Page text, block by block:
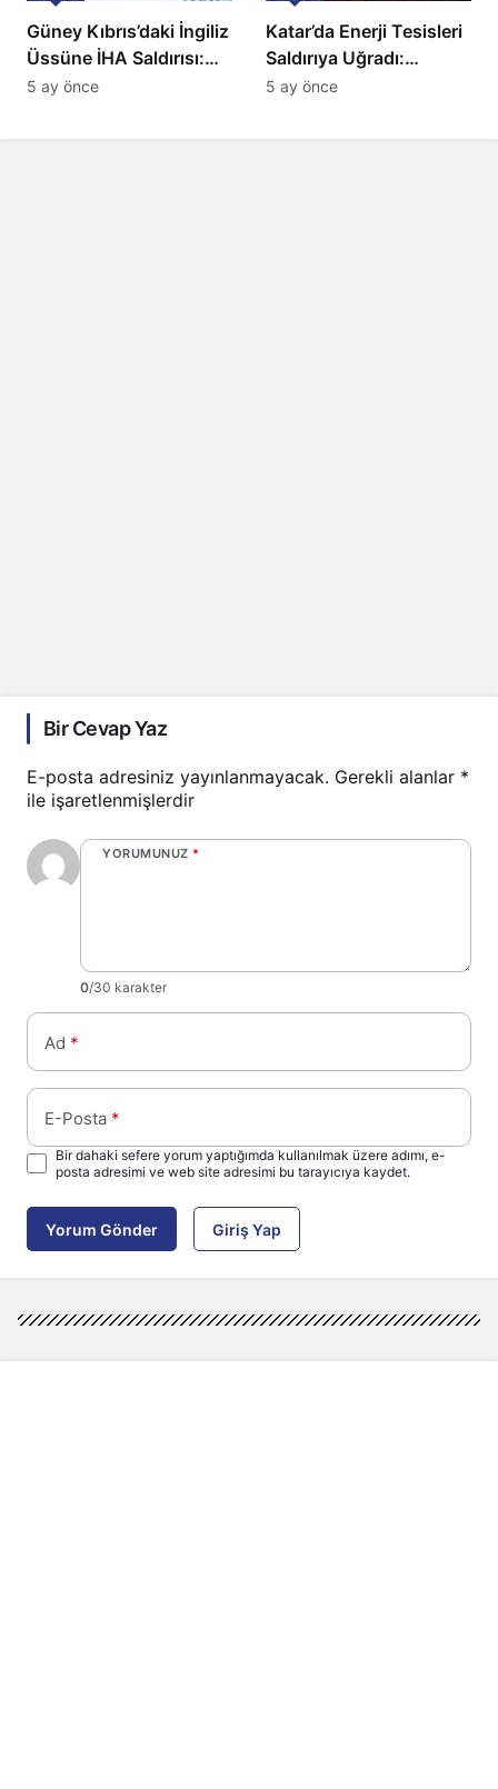
Güney Kıbrıs’daki İngiliz
Üssüne İHA Saldırısı:
Patlama, Sirenler ve
5 ay önce
Katar’da Enerji Tesisleri
Saldırıya Uğradı:
Avrupa’da Doğalgaz
5 ay önce
Bir Cevap Yaz
E-posta adresiniz yayınlanmayacak. Gerekli alanlar *
ile işaretlenmişlerdir
YORUMUNUZ *
0/30 karakter
Ad *
E-Posta *
Bir dahaki sefere yorum yaptığımda kullanılmak üzere adımı, e-
posta adresimi ve web site adresimi bu tarayıcıya kaydet.
Yorum Gönder Giriş Yap